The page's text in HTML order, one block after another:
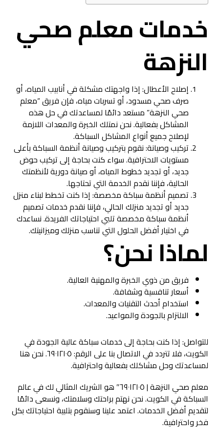
خدمات معلم صحي
النزهة
إصلاح الأعطال: إذا واجهتك مشكلة في أنابيب المياه، أو
صرف صحي مسدود، أو تسربات مياه، فإن فريق “معلم
صحي النزهة” مستعد دائمًا لمساعدتك في حل هذه
المشاكل بفعالية. نحن نمتلك الخبرة والمعدات اللازمة
لإصلاح جميع أنواع المشاكل السباكة.
تركيب وصيانة: نقوم بتركيب وصيانة أنظمة السباكة بأعلى
مستويات الاحترافية. سواء كنت بحاجة إلى تركيب حوض
جديد، أو تجديد خطوط المياه، أو صيانة دورية لأنظمتك
الحالية، فإننا نقدم الخدمة التي تحتاجها.
تصميم أنظمة سباكة مخصصة: إذا كنت تخطط لبناء منزل
جديد أو تجديد منزلك الحالي، فإننا نقدم خدمات تصميم
أنظمة سباكة مخصصة تلبي احتياجاتك الفريدة. نساعدك
في اختيار أفضل الحلول التي تناسب منزلك وميزانيتك.
لماذا نحن؟
فريق من ذوي الخبرة والمهنية العالية.
أسعار تنافسية وشفافة.
استخدام أحدث التقنيات والمعدات.
الالتزام بالجودة والمواعيد.
للتواصل: إذا كنت بحاجة إلى خدمات سباكة عالية الجودة في
الكويت، فلا تتردد في الاتصال بنا على الرقم: ٦٩٠١٢١٠٥. نحن هنا
لمساعدتك وحل مشاكلك بفعالية واحترافية.
معلم صحي النزهة | ٦٩٠١٢١٠٥″ هو الشريك المثالي لك في عالم
السباكة في الكويت. نحن نهتم براحتك وسلامتك، ونسعى دائمًا
لتقديم أفضل الخدمات. اعتمد علينا وسنقوم بتلبية احتياجاتك بكل
فخر واحترافية.